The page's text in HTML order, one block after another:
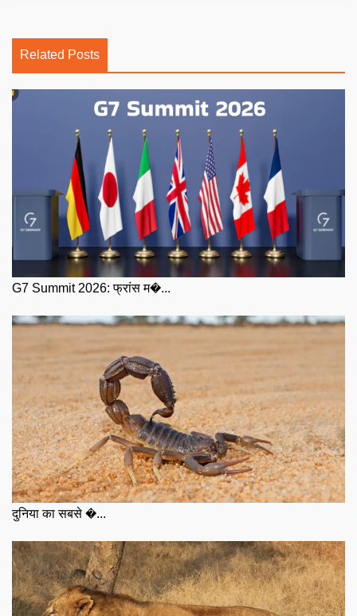
Related Posts
G7 Summit 2026: फ्रांस म�...
दुनिया का सबसे �...